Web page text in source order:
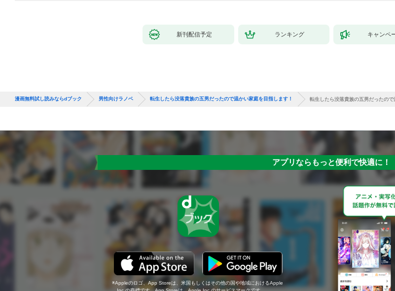
新刊配信予定 ランキング キャンペ
漫画無料試し読みならdブック 男性向けラノベ 転生したら没落貴族の五男だったので温かい家庭を目指します！ 転生したら没落貴族の五男だったの
アプリならもっと便利で快適に！
Appleのロゴ、App Storeは、米国もしくはその他の国や地域におけるApple